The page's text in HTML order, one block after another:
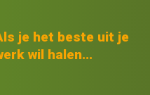
je het beste uit je
wil halen...